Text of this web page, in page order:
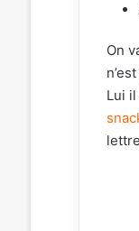
On
Lui